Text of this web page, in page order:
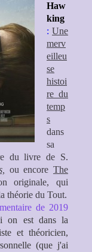
Haw
king
: Une
merv
eilleu
se
histoi
re du
temp
s
dans
sa
du livre de S.
ou encore The
originale, qui
théorie du Tout.
de 2019
est dans la
et théoricien,
(que j'ai